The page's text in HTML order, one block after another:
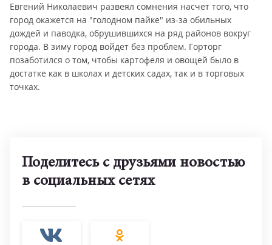
Евгений Николаевич развеял сомнения насчет того, что
город окажется на "голодном пайке" из-за обильных
дождей и паводка, обрушившихся на ряд районов вокруг
города. В зиму город войдет без проблем. Горторг
позаботился о том, чтобы картофеля и овощей было в
достатке как в школах и детских садах, так и в торговых
точках.
Поделитесь с друзьями новостью
в социальных сетях